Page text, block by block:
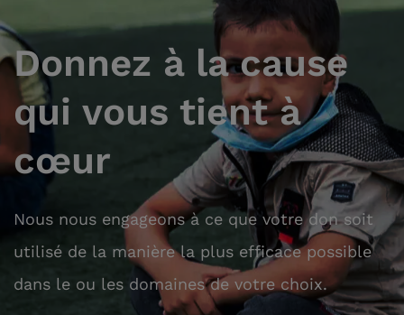
Donnez à la cause
qui vous tient à
cœur
Nous nous engageons à ce que votre don soit
utilisé de la manière la plus efficace possible
dans le ou les domaines de votre choix.